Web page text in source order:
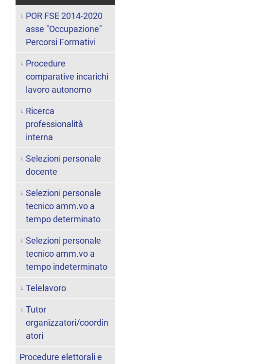
POR FSE 2014-2020
asse "Occupazione"
Percorsi Formativi
Procedure
comparative incarichi
lavoro autonomo
Ricerca
professionalità
interna
Selezioni personale
docente
Selezioni personale
tecnico amm.vo a
tempo determinato
Selezioni personale
tecnico amm.vo a
tempo indeterminato
Telelavoro
Tutor
organizzatori/coordin
atori
Procedure elettorali e